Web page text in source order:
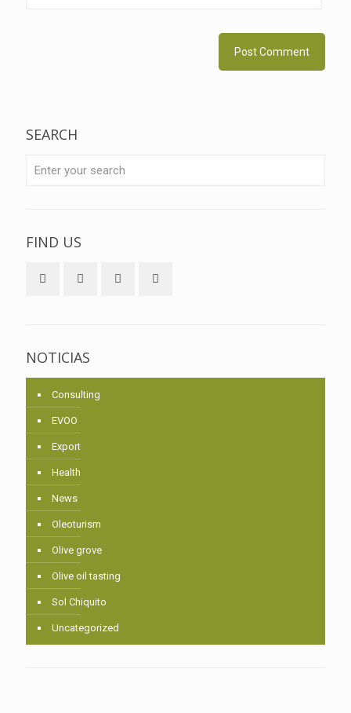
SEARCH
FIND US
NOTICIAS
Consulting
EVOO
Export
Health
News
Oleoturism
Olive grove
Olive oil tasting
Sol Chiquito
Uncategorized